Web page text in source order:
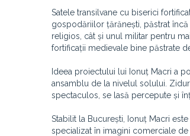
Satele transilvane cu biserici
gospodăriilor țărănești, păstrat
religios, cât și unul militar pentru
fortificații medievale bine păstrate
Ideea proiectului lui Ionuț Macri a
ansamblu de la nivelul solului.
spectaculos, se lasă percepute și
Stabilit la București, Ionuț Macri
specializat în imagini comerciale